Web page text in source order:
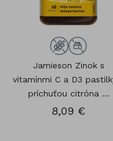
Jamieson Zinok s
vitamínmi C a D3
príchuťou citróna ...
8,09 €